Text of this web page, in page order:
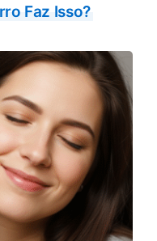
Faz Isso?